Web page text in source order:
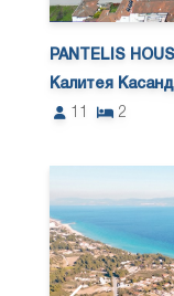
PANTELIS
Калитея
2